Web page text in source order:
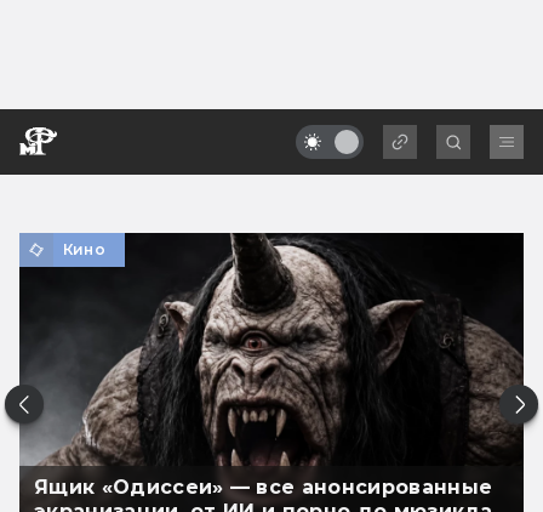
Кино
Ящик «Одиссеи» — все анонсированные